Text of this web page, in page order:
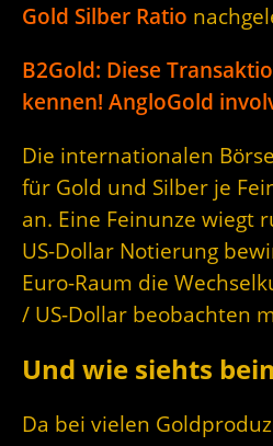
Gold Silber Ratio
B2Gold: Diese
kennen! AngloGold
Die internationalen
für Gold und Silber je
an. Eine Feinunze wiegt
US-Dollar Notierung
Euro-Raum die
/ US-Dollar beobachten
Und wie siehts
Da bei vielen